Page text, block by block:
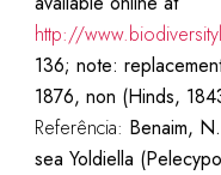
http://
136; note:
1876, non (Hinds,
Referência: Benaim,
sea Yoldiella